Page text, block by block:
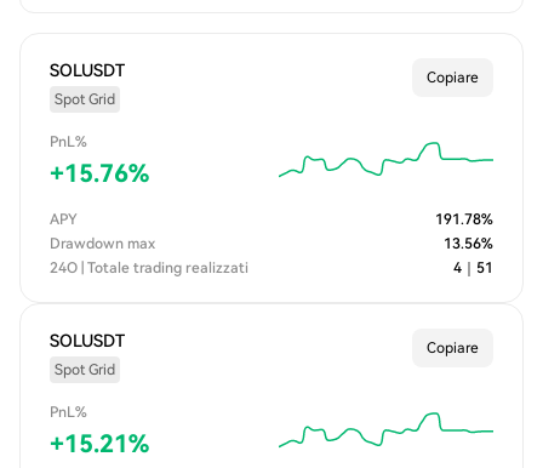
SOLUSDT
Spot Grid
Copiare
PnL%
+15.76%
APY 191.78%
Drawdown max
13.56%
24O | Totale trading realizzati
4 51
SOLUSDT
Spot Grid
Copiare
PnL%
+15.21%